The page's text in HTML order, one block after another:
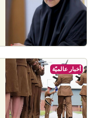
أخبار عالميّة